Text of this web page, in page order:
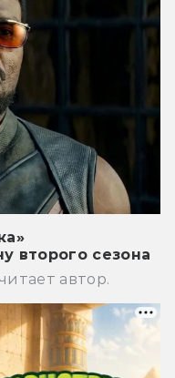
второго сезона
автор.